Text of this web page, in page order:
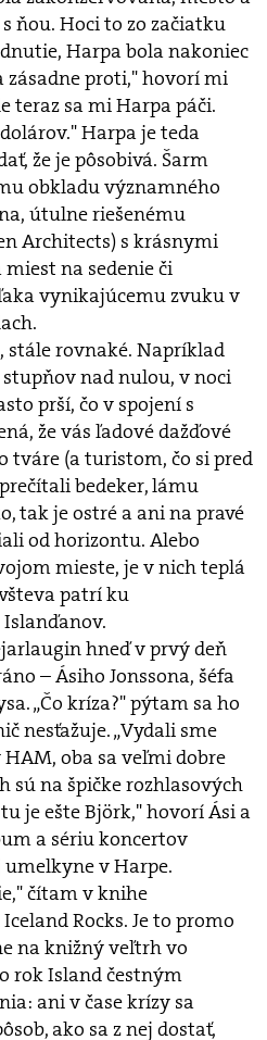
ňou. Hoci to zo začiatku
Harpa bola nakoniec
zásadne proti," hovorí mi
teraz sa mi Harpa páči.
Harpa je teda
že je pôsobivá. Šarm
obkladu významného
útulne riešenému
Architects) s krásnymi
na sedenie či
vynikajúcemu zvuku v
stále rovnaké. Napríklad
nad nulou, v noci
prší, čo v spojení s
že vás ľadové dažďové
tváre (a turistom, čo si pred
bedeker, lámu
tak je ostré a ani na pravé
od horizontu. Alebo
mieste, je v nich teplá
patrí ku
hneď v prvý deň
– Ásiho Jonssona, šéfa
„Čo kríza?" pýtam sa ho
nesťažuje. „Vydali sme
oba sa veľmi dobre
sú na špičke rozhlasových
je ešte Björk," hovorí Ási a
a sériu koncertov
v Harpe.
čítam v knihe
Rocks. Je to promo
na knižný veľtrh vo
rok Island čestným
ani v čase krízy sa
ako sa z nej dostať,